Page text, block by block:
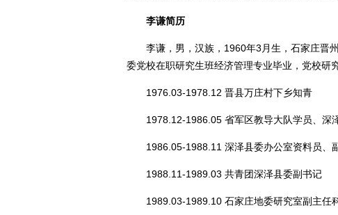
李谦简历
李谦，男，汉族，1960年3月生，石家庄晋
委党校在职研究生班经济管理专业毕业，党校研
1976.03-1978.12 晋县万庄村下乡知青
1978.12-1986.05 省军区教导大队学员、深
1986.05-1988.11 深泽县委办公室资料员、
1988.11-1989.03 共青团深泽县委副书记
1989.03-1989.10 石家庄地委研究室副主任